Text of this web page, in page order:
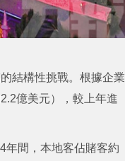
結構性挑戰。根據企業
億美元），較上年進
年間，本地客佔賭客約